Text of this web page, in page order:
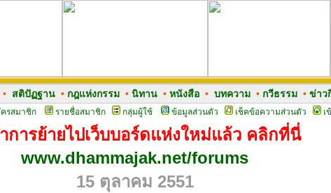
สติปัฏฐาน• กฎแห่งกรรม• นิทาน• หนังสือ• บทความ• กวีธรรม• ข่าว
รสมาชิก รายชื่อสมาชิก กลุ่มผู้ใช้ ข้อมูลส่วนตัว เช็คข้อความส่วนตัว เ
การย้ายไปเว็บบอร์ดแห่งใหม่แล้ว คลิกที่นี่
www.dhammajak.net/forums
15 ตุลาคม 2551